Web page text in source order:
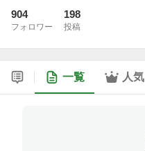
904
フォロワー
198
投稿
一覧 人気